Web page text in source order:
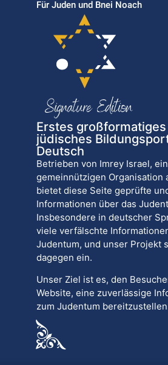
Für Juden und Bnei Noach
Erstes
jüdisches
Deutsch
Betrieben von Imrey Israel,
gemeinnützigen Organisation
bietet diese Seite geprüfte
Informationen über das
Insbesondere in deutscher
viele verfälschte
Judentum, und unser Projekt
dagegen ein.
Unser Ziel ist es, den
Website, eine zuverlässige
zum Judentum